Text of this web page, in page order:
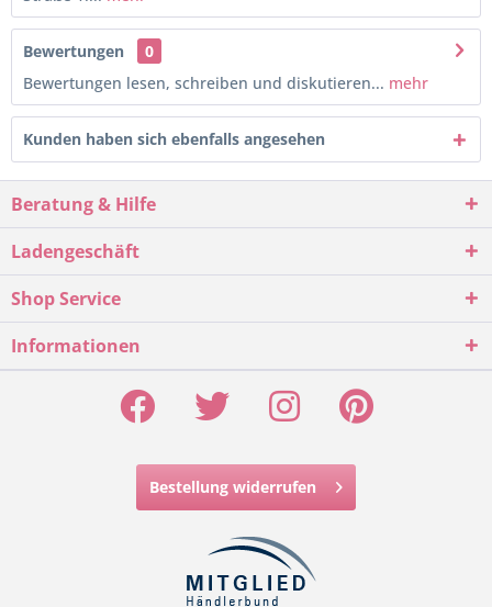
Bewertungen
0
Bewertungen lesen, schreiben und diskutieren... mehr
Kunden haben sich ebenfalls angesehen
Beratung & Hilfe
Ladengeschäft
Shop Service
Informationen
Bestellung widerrufen